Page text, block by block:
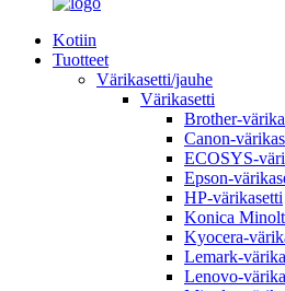
Kotiin
Tuotteet
Värikasetti/jauhe
Värikasetti
Brother-
Canon-
ECOSYS-
Epson-
HP-värikasetti
Konica
Kyocera-
Lemark-
Lenovo-